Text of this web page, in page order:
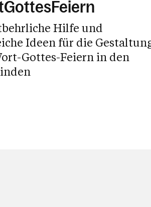
Hilfe und
Ideen für die
Gottes-Feiern in den